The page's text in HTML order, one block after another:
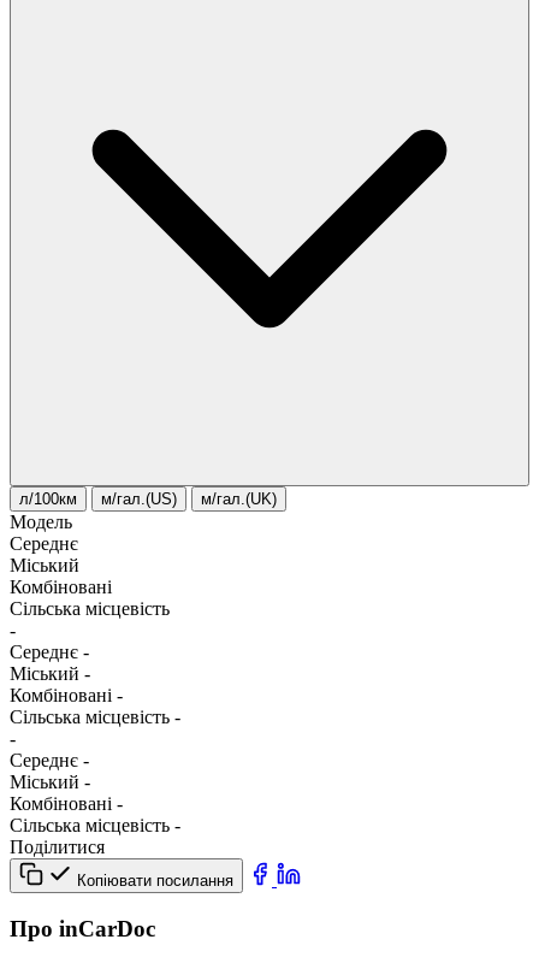
л/100км м/гал.(US) м/гал.(UK)
Модель
Середнє
Міський
Комбіновані
Сільська місцевість
-
Середнє -
Міський -
Комбіновані -
Сільська місцевість -
-
Середнє -
Міський -
Комбіновані -
Сільська місцевість -
Поділитися
Копіювати посилання
Про inCarDoc